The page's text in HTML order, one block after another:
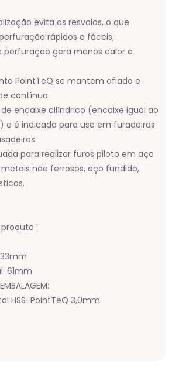
evita os resvalos, o que
rápidos e fáceis;
perfuração gera menos calor e
PointTeQ se mantem afiado e
contínua.
encaixe cilíndrico (encaixe igual ao
e é indicada para uso em furadeiras
para realizar furos piloto em aço
não ferrosos, aço fundido,
:
61mm
HSS-PointTeQ 3,0mm